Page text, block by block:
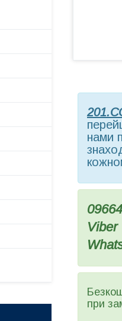
нами
Viber
при